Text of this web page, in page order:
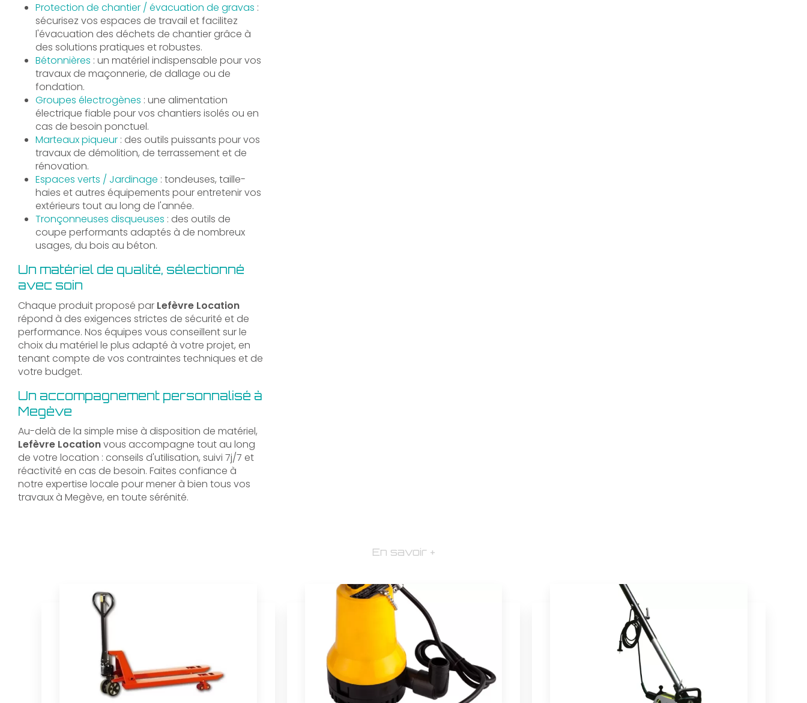
Protection de chantier / évacuation de gravas :
sécurisez vos espaces de travail et facilitez
l'évacuation des déchets de chantier grâce à
des solutions pratiques et robustes.
Bétonnières : un matériel indispensable pour vos
travaux de maçonnerie, de dallage ou de
fondation.
Groupes électrogènes : une alimentation
électrique fiable pour vos chantiers isolés ou en
cas de besoin ponctuel.
Marteaux piqueur: des outils puissants pour vos
travaux de démolition, de terrassement et de
rénovation.
Espaces verts / Jardinage : tondeuses, taille-
haies et autres équipements pour entretenir vos
extérieurs tout au long de l'année.
Tronçonneuses disqueuses : des outils de
coupe performants adaptés à de nombreux
usages, du bois au béton.
Un matériel de qualité, sélectionné
avec soin
Chaque produit proposé par Lefèvre Location
répond à des exigences strictes de sécurité et de
performance. Nos équipes vous conseillent sur le
choix du matériel le plus adapté à votre projet, en
tenant compte de vos contraintes techniques et de
votre budget.
Un accompagnement personnalisé à
Megève
Au-delà de la simple mise à disposition de matériel,
Lefèvre Locationvous accompagne tout au long
de votre location : conseils d'utilisation, suivi 7j/7 et
réactivité en cas de besoin. Faites confiance à
notre expertise locale pour mener à bien tous vos
travaux à Megève, en toute sérénité.
En savoir +